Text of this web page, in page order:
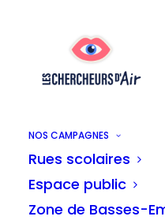
NOS CAMPAGNES
Rues scolaires
Espace public
Zone de Basses-
We’re sorry, but
process. Please